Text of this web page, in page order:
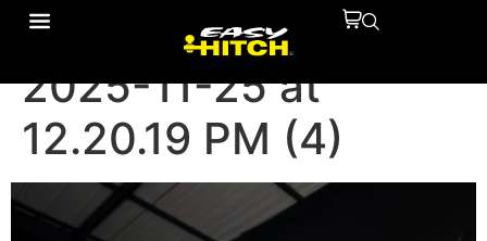
WhatsApp Image
2025-11-25 at
12.20.19 PM (4)